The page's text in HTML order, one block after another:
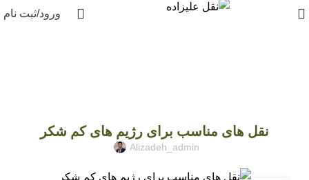
ورود/ثبت نام
نقل های مناسب برای رژیم های کم شکر
Alizadeh_admin